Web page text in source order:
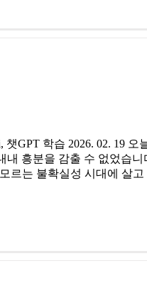
GPT 학습 2026. 02. 19 오
흥분을 감출 수 없었습
르는 불확실성 시대에 살